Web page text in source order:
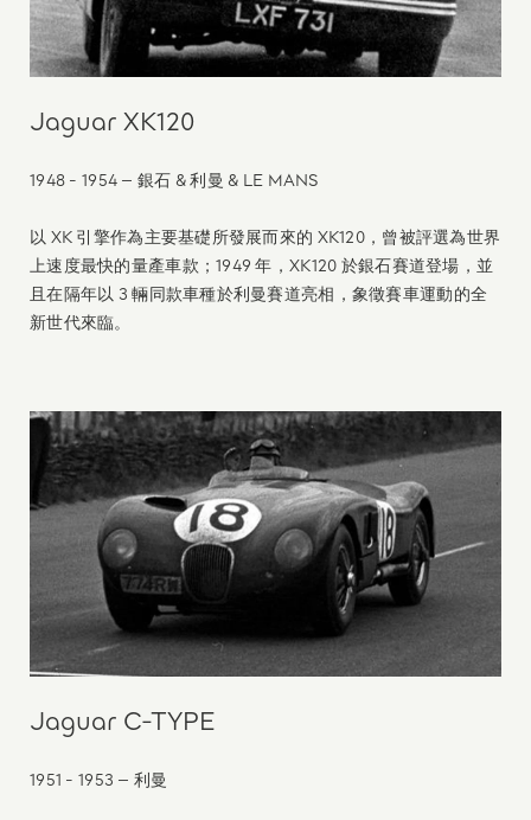
Jaguar XK120
1948 - 1954 – 銀石 & 利曼 & LE MANS
以 XK 引擎作為主要基礎所發展而來的 XK120，曾被評選為世界
上速度最快的量產車款；1949 年，XK120 於銀石賽道登場，並
且在隔年以 3 輛同款車種於利曼賽道亮相，象徵賽車運動的全
新世代來臨。
Jaguar C-TYPE
1951 - 1953 – 利曼